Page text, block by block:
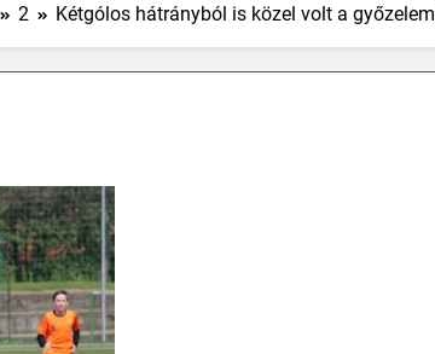
2 Kétgólos hátrányból is közel volt a